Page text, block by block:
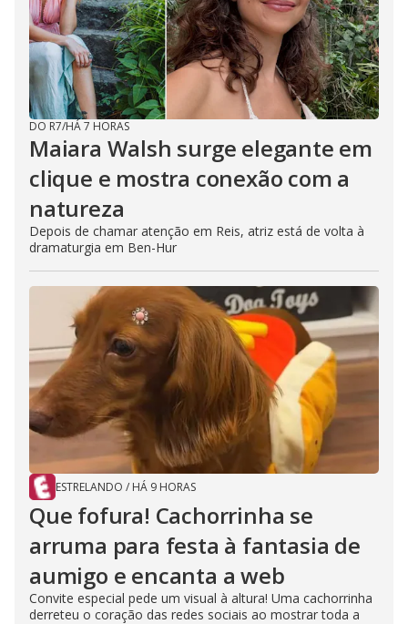
DO R7/HÁ 7 HORAS
Maiara Walsh surge elegante em
clique e mostra conexão com a
natureza
Depois de chamar atenção em Reis, atriz está de volta à
dramaturgia em Ben-Hur
ESTRELANDO / HÁ 9 HORAS
Que fofura! Cachorrinha se
arruma para festa à fantasia de
aumigo e encanta a web
Convite especial pede um visual à altura! Uma cachorrinha
derreteu o coração das redes sociais ao mostrar toda a